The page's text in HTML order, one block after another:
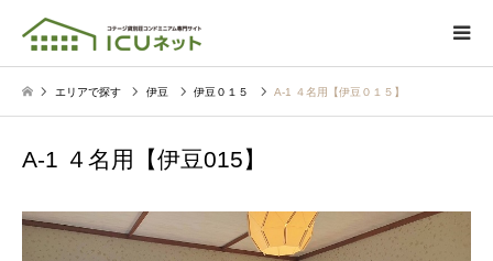
エリアで探す 伊豆 伊豆０１５ A-1 ４名用【伊豆０１５】
A-1 ４名用【伊豆015】